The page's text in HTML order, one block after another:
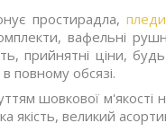
простирадла,пледи
вафельні
прийнятні ціни,
повному обсязі.
шовкової
якість, великий